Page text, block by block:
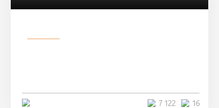
16
7 122